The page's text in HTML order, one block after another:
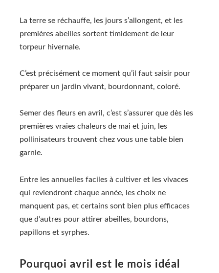
La terre se réchauffe, les jours s’allongent, et les
premières abeilles sortent timidement de leur
torpeur hivernale.
C’est précisément ce moment qu’il faut saisir pour
préparer un jardin vivant, bourdonnant, coloré.
Semer des fleurs en avril, c’est s’assurer que dès les
premières vraies chaleurs de mai et juin, les
pollinisateurs trouvent chez vous une table bien
garnie.
Entre les annuelles faciles à cultiver et les vivaces
qui reviendront chaque année, les choix ne
manquent pas, et certains sont bien plus efficaces
que d’autres pour attirer abeilles, bourdons,
papillons et syrphes.
Pourquoi avril est le mois idéal